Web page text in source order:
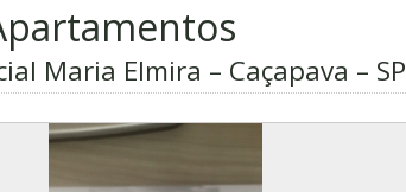
Maria Elmira – Caçapava – SP